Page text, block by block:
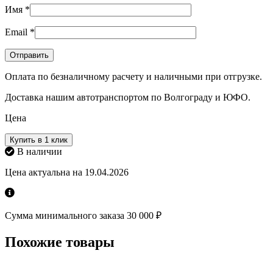
Имя *
Email *
Оплата по безналичному расчету и наличными при отгрузке.
Доставка нашим автотранспортом по Волгограду и ЮФО.
Цена
Купить в 1 клик
В наличии
Цена актуальна на 19.04.2026
Сумма минимального заказа 30 000 ₽
Похожие товары